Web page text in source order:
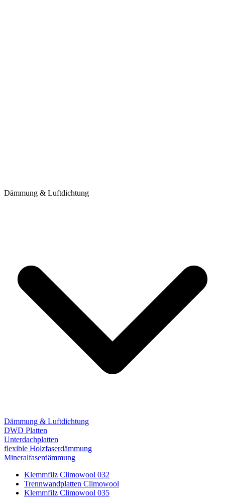
Dämmung & Luftdichtung
Dämmung & Luftdichtung
DWD Platten
Unterdachplatten
flexible Holzfaserdämmung
Mineralfaserdämmung
Klemmfilz Climowool 032
Trennwandplatten Climowool
Klemmfilz Climowool 035